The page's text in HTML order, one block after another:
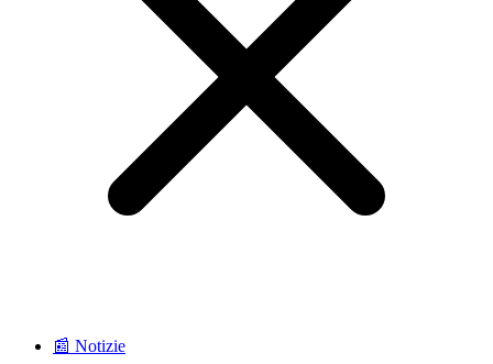
📰 Notizie